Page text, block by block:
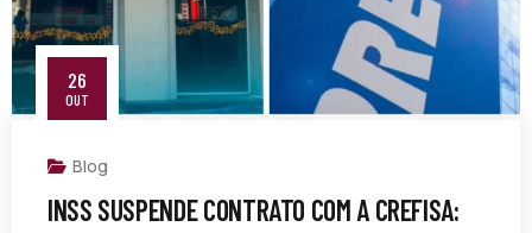
26
OUT
Blog
INSS SUSPENDE CONTRATO COM A CREFISA: